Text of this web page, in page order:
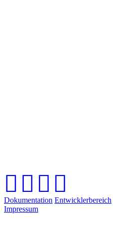
Dokumentation Entwicklerbereich
Impressum